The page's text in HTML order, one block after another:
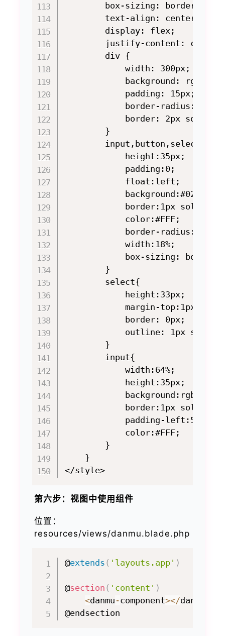
        box-sizing: border-box;
        text-align: center;
        display: flex;
        justify-content: center;
        div {
            width: 300px;
background: rgba(0,
            padding: 15px;
            border-radius: 5px;
border: 2px solid
        }
        input,button,select{
            height:35px;
            padding:0;
            float:left;
            background:#027fbb;
border:1px solid
            color:#FFF;
            border-radius:0;
            width:18%;
box-sizing: border-
        }
        select{
            height:33px;
            margin-top:1px;
            border: 0px;
outline: 1px solid
        }
        input{
            width:64%;
            height:35px;
border:1px solid
            padding-left:5px;
            color:#FFF;
        }
    }
</style>
第六步：视图中使用组件
位置：
resources/views/danmu.blade.php
@extends ( 'layouts.app' )
@section ( 'content' )
<danmu -component></danmu